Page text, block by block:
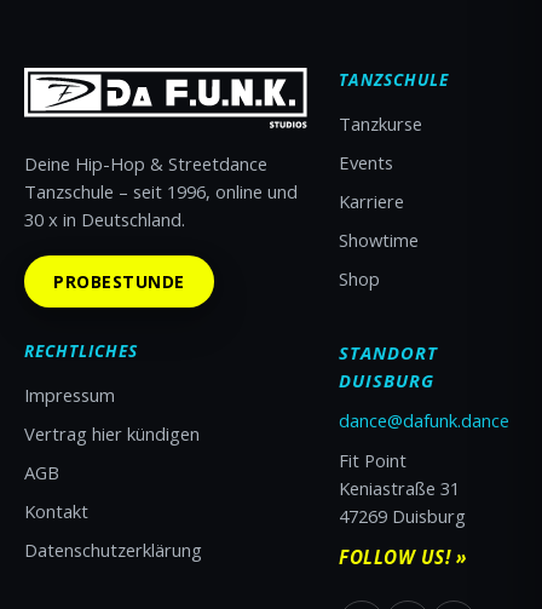
Deine Hip-Hop & Streetdance
Tanzschule – seit 1996, online und
30 x in Deutschland.
PROBESTUNDE
TANZSCHULE
Tanzkurse
Events
Karriere
Showtime
Shop
RECHTLICHES
Impressum
Vertrag hier kündigen
AGB
Kontakt
Datenschutzerklärung
STANDORT
DUISBURG
dance@dafunk.dance
Fit Point
Keniastraße 31
47269 Duisburg
FOLLOW US! »